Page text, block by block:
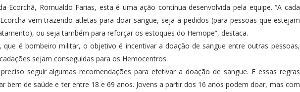
Ecorchã, Romualdo Farias, esta é uma ação contínua desenvolvida pela equipe. “A cada
vem trazendo atletas para doar sangue, seja a pedidos (para pessoas que estejam
ou seja também para reforçar os estoques do Hemope”, destaca.
que é bombeiro militar, o objetivo é incentivar a doação de sangue entre outras pessoas,
sejam conseguidas para os Hemocentros.
seguir algumas recomendações para efetivar a doação de sangue. E essas regras
bem de saúde e ter entre 18 e 69 anos. Jovens a partir dos 16 anos podem doar, mas com